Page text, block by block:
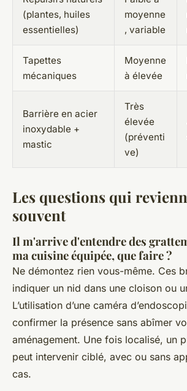
(plantes, huiles
essentielles)
moyenne
, variable
Tapettes
mécaniques
Moyenne
à élevée
Barrière en acier
inoxydable +
mastic
Très
élevée
(préventi
ve)
Les questions qui
souvent
Il m'arrive d'entendre des
ma cuisine équipée, que faire ?
Ne démontez rien vous-même. Ces
indiquer un nid dans une cloison ou
L’utilisation d’une caméra
confirmer la présence sans abîmer
aménagement. Une fois localisé, un
peut intervenir ciblé, avec ou sans
cas.